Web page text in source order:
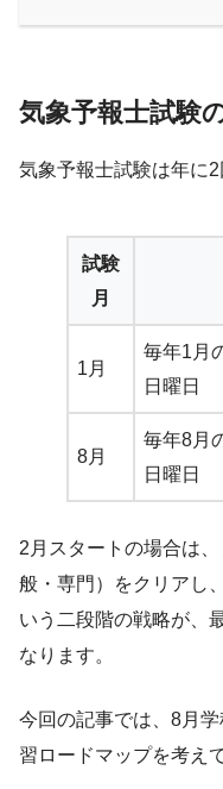
気象予報士試験
気象予報士試験は年に2
試験
月
1月
毎年1月
日曜日
8月
毎年8月
日曜日
2月スタートの場合は
般・専門）をクリアし
いう二段階の戦略が、
なります。
今回の記事では、8月
習ロードマップを考え